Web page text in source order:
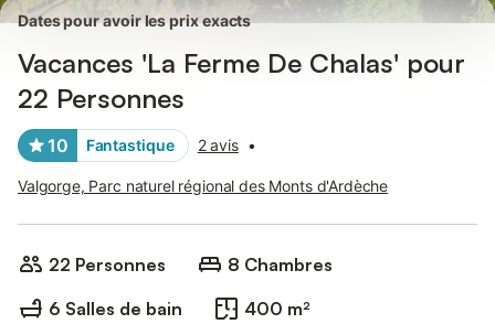
Dates pour avoir les prix exacts
Vacances 'La Ferme De Chalas' pour
22 Personnes
10 Fantastique 2 avis •
Valgorge, Parc naturel régional des Monts d'Ardèche
22 Personnes
8 Chambres
6 Salles de bain
400 m²